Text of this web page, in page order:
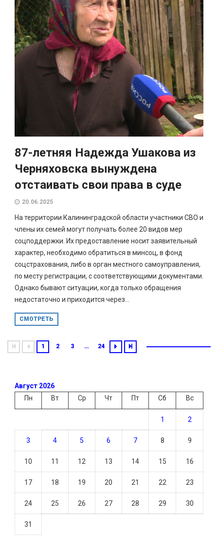
87-летняя Надежда Ушакова из
Черняховска вынуждена
отстаивать свои права в суде
20.06.2025
На территории Калининградской области участники СВО и
члены их семей могут получать более 20 видов мер
соцподдержки. Их предоставление носит заявительный
характер, необходимо обратиться в минсоц, в фонд
соцстрахования, либо в орган местного самоуправления,
по месту регистрации, с соответствующими документами.
Однако бывают ситуации, когда только обращения
недостаточно и приходится через...
СМОТРЕТЬ
1 2 3 … 24
Август 2026
Пн
Вт Ср Чт Пт Сб Вс
1 2
3 4 5 6 7 8 9
10 11 12 13 14 15 16
17 18 19 20 21 22 23
24 25 26 27 28 29 30
31